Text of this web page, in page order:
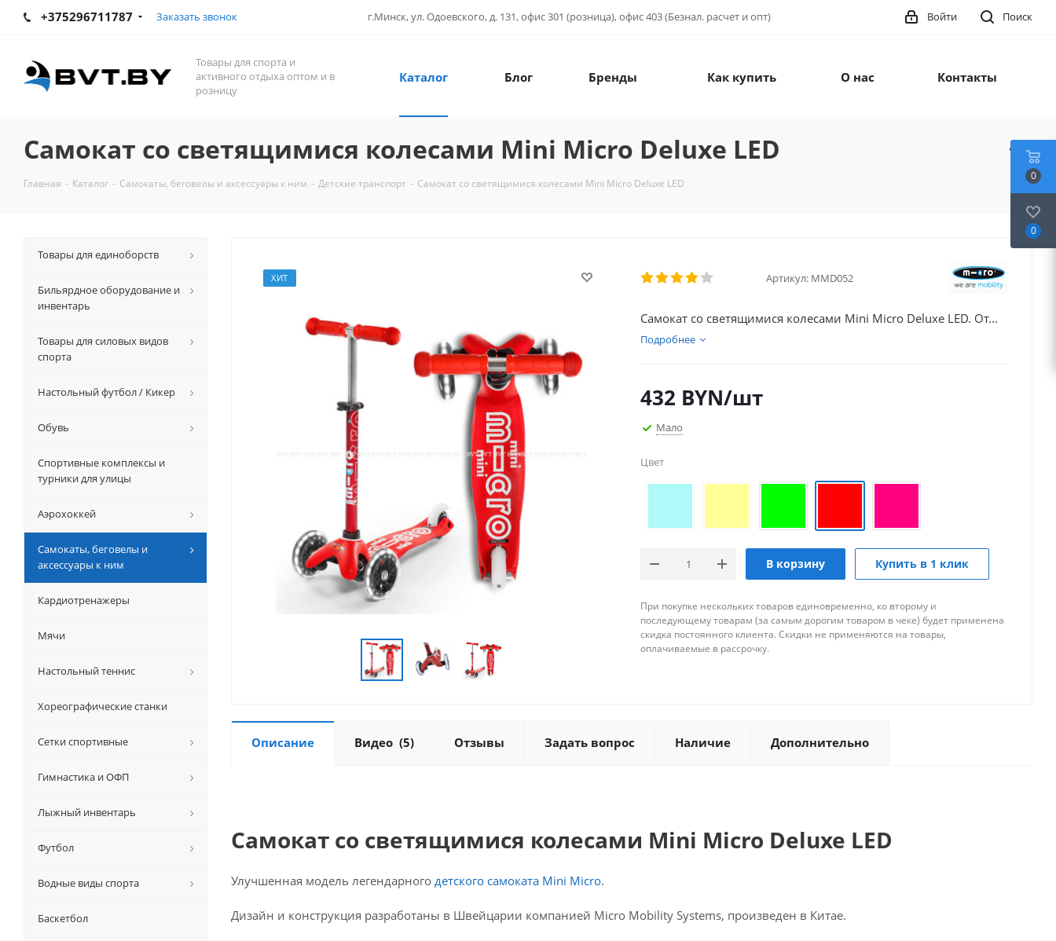
+375296711787 Заказать звонок г.Минск, ул. Одоевского, д. 131, офис 301 (розница), офис 403 (Безнал. расчет и опт) Поиск
Войти
Товары для спорта и
активного отдыха оптом и в
розницу
Каталог Блог Бренды Как купить О нас Контакты
Самокат со светящимися колесами Mini Micro Deluxe LED
Главная - Каталог - Самокаты, беговелы и аксессуары к ним - Детские транспорт - Самокат со светящимися колесами Mini Micro Deluxe LED
ХИТ Артикул: MMD052
Самокат со светящимися колесами Mini Micro Deluxe LED. От...
Подробнее
432 BYN/шт
Мало
Цвет
В корзину Купить в 1 клик
При покупке нескольких товаров единовременно, ко второму и
последующему товарам (за самым дорогим товаром в чеке) будет применена
скидка постоянного клиента. Скидки не применяются на товары,
оплачиваемые в рассрочку.
Описание Видео (5) Отзывы Задать вопрос Наличие Дополнительно
Самокат со светящимися колесами Mini Micro Deluxe LED
Улучшенная модель легендарного детского самоката Mini Micro.
Дизайн и конструкция разработаны в Швейцарии компанией Micro Mobility Systems, произведен в Китае.
Товары для единоборств
Бильярдное оборудование и
инвентарь
Товары для силовых видов
спорта
Настольный футбол / Кикер
Обувь
Спортивные комплексы и
турники для улицы
Аэрохоккей
Самокаты, беговелы и
аксессуары к ним
Кардиотренажеры
Мячи
Настольный теннис
Хореографические станки
Сетки спортивные
Гимнастика и ОФП
Лыжный инвентарь
Футбол
Водные виды спорта
Баскетбол
0
0